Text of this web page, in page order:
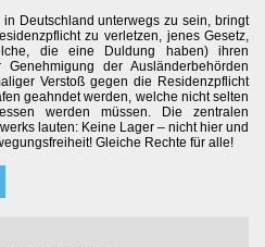
Deutschland unterwegs zu sein, bringt
zu verletzen, jenes Gesetz,
die eine Duldung haben) ihren
der Ausländerbehörden
Verstoß gegen die Residenzpflicht
geahndet werden, welche nicht selten
werden müssen. Die zentralen
lauten: Keine Lager – nicht hier und
Gleiche Rechte für alle!